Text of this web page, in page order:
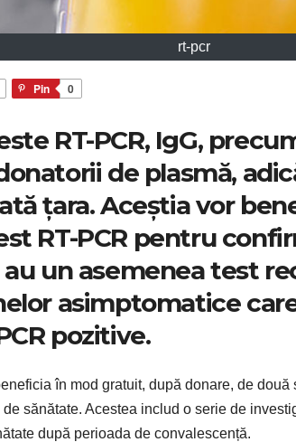
rt-pcr
Pin 0
RT-PCR, IgG,
de plasmă,
țara. Aceștia vor
RT-PCR pentru
un asemenea test
asimptomatice
pozitive.
în mod gratuit, după donare, de
sănătate. Acestea includ o serie de
după perioada de convalescență.